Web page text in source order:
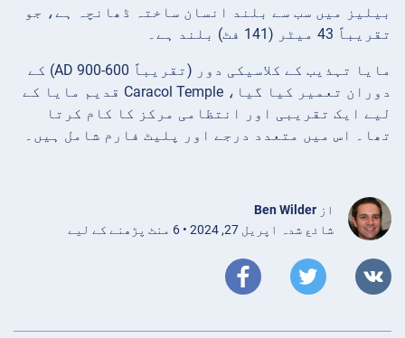
بیلیز میں سب سے بلند انسان ساختہ ڈھانچہ ہے، جو
تقریباً 43 میٹر (141 فٹ) بلند ہے۔
مایا تہذیب کے کلاسیکی دور (تقریباً 600-900 AD) کے
دوران تعمیر کیا گیا، Caracol Temple قدیم مایا کے
لیے ایک تقریبی اور انتظامی مرکز کا کام کرتا
تھا۔ اس میں متعدد درجے اور پلیٹ فارم شامل ہیں۔
از Ben Wilder
شائع شدہ اپریل 27, 2024 • 6 منٹ پڑھنے کے لیے